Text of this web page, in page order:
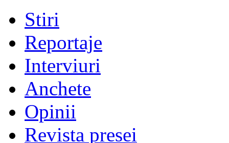
Stiri
Reportaje
Interviuri
Anchete
Opinii
Revista presei